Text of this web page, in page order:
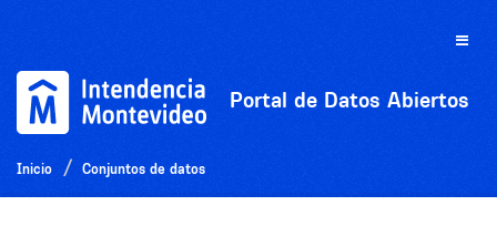
Toggle
Portal de Datos Abiertos
Inicio Conjuntos de datos